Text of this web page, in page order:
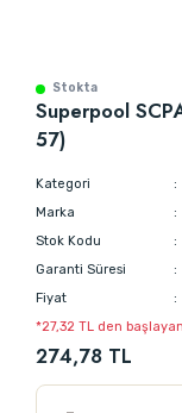
Stokta
Superpool
57)
Kategori
Marka
Stok Kodu
Garanti Süresi
Fiyat
*27,32 TL den
274,78 TL